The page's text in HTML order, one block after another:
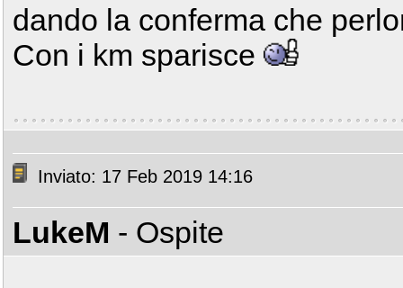
dando la conferma che
Con i km sparisce
Inviato: 17 Feb 2019 14:16
LukeM - Ospite